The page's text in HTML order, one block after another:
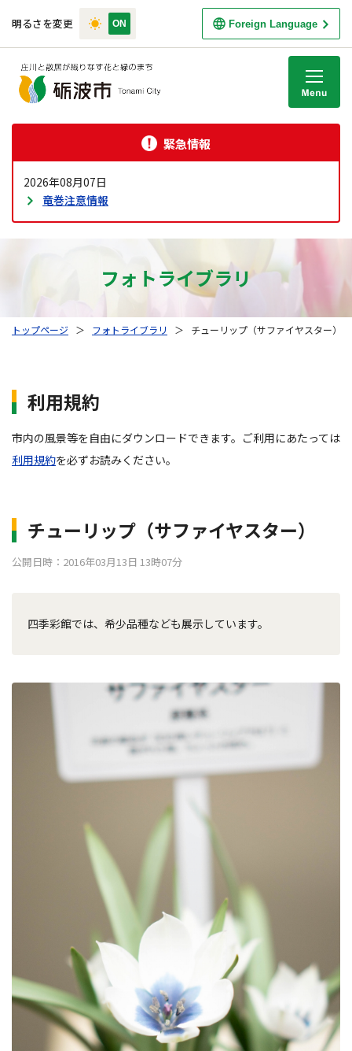
明るさを変更 Foreign Language
緊急情報
2026年08月07日
竜巻注意情報
フォトライブラリ
トップページ ＞ フォトライブラリ ＞ チューリップ（サファイヤスター）
利用規約
市内の風景等を自由にダウンロードできます。ご利用にあたっては
利用規約を必ずお読みください。
チューリップ（サファイヤスター）
公開日時：2016年03月13日 13時07分
四季彩館では、希少品種なども展示しています。